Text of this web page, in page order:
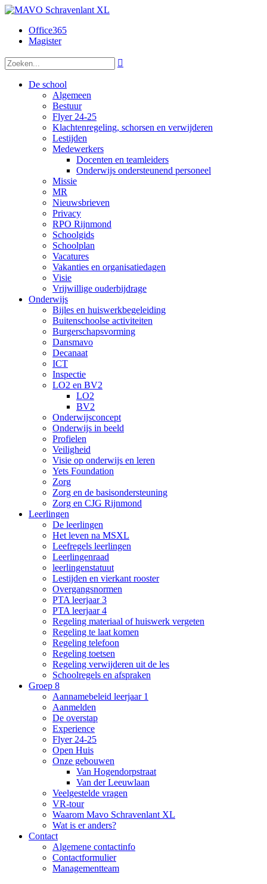
Office365
Magister

De school
Algemeen
Bestuur
Flyer 24-25
Klachtenregeling, schorsen en verwijderen
Lestijden
Medewerkers
Docenten en teamleiders
Onderwijs ondersteunend personeel
Missie
MR
Nieuwsbrieven
Privacy
RPO Rijnmond
Schoolgids
Schoolplan
Vacatures
Vakanties en organisatiedagen
Visie
Vrijwillige ouderbijdrage
Onderwijs
Bijles en huiswerkbegeleiding
Buitenschoolse activiteiten
Burgerschapsvorming
Dansmavo
Decanaat
ICT
Inspectie
LO2 en BV2
LO2
BV2
Onderwijsconcept
Onderwijs in beeld
Profielen
Veiligheid
Visie op onderwijs en leren
Yets Foundation
Zorg
Zorg en de basisondersteuning
Zorg en CJG Rijnmond
Leerlingen
De leerlingen
Het leven na MSXL
Leefregels leerlingen
Leerlingenraad
leerlingenstatuut
Lestijden en vierkant rooster
Overgangsnormen
PTA leerjaar 3
PTA leerjaar 4
Regeling materiaal of huiswerk vergeten
Regeling te laat komen
Regeling telefoon
Regeling toetsen
Regeling verwijderen uit de les
Schoolregels en afspraken
Groep 8
Aannamebeleid leerjaar 1
Aanmelden
De overstap
Experience
Flyer 24-25
Open Huis
Onze gebouwen
Van Hogendorpstraat
Van der Leeuwlaan
Veelgestelde vragen
VR-tour
Waarom Mavo Schravenlant XL
Wat is er anders?
Contact
Algemene contactinfo
Contactformulier
Managementteam